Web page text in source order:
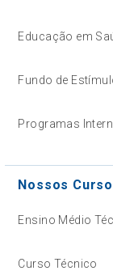
Educação em
Fundo de
Programas
Nossos
Ensino Médio
Curso Técnico